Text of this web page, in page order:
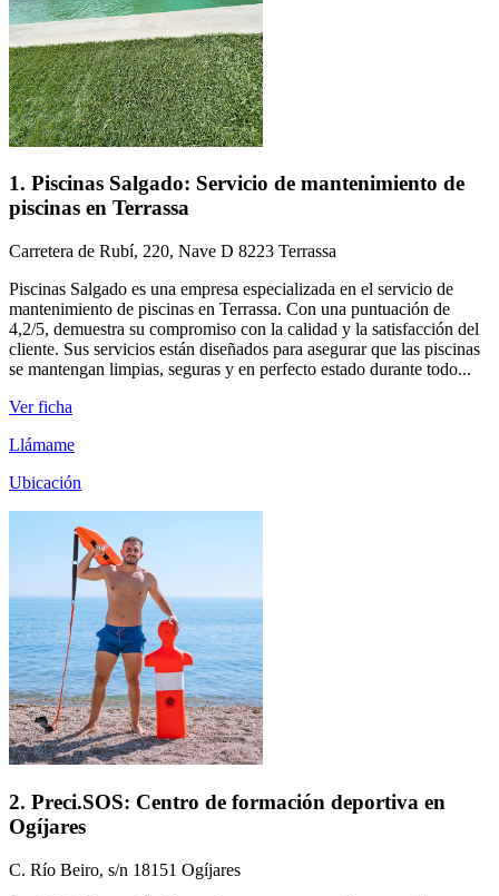
1. Piscinas Salgado: Servicio de mantenimiento de
piscinas en Terrassa
Carretera de Rubí, 220, Nave D 8223 Terrassa
Piscinas Salgado es una empresa especializada en el servicio de
mantenimiento de piscinas en Terrassa. Con una puntuación de
4,2/5, demuestra su compromiso con la calidad y la satisfacción del
cliente. Sus servicios están diseñados para asegurar que las piscinas
se mantengan limpias, seguras y en perfecto estado durante todo...
Ver ficha
Llámame
Ubicación
2. Preci.SOS: Centro de formación deportiva en
Ogíjares
C. Río Beiro, s/n 18151 Ogíjares